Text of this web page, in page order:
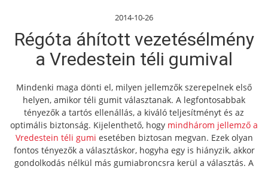
2014-10-26
Régóta áhított vezetésélmény
a Vredestein téli gumival
Mindenki maga dönti el, milyen jellemzők szerepelnek első
helyen, amikor téli gumit választanak. A legfontosabbak
tényezők a tartós ellenállás, a kiváló teljesítményt és az
optimális biztonság. Kijelenthető, hogy mindhárom jellemző a
Vredestein téli gumi esetében biztosan megvan. Ezek olyan
fontos tényezők a választáskor, hogyha egy is hiányzik, akkor
gondolkodás nélkül más gumiabroncsra kerül a választás. A